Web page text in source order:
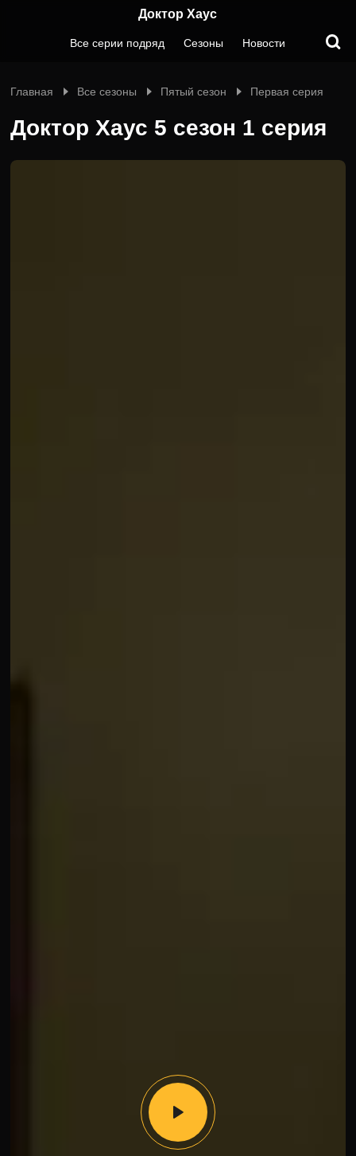
Доктор Хаус
Все серии подряд Сезоны Новости
Главная Все сезоны Пятый сезон Первая серия
Доктор Хаус 5 сезон 1 серия